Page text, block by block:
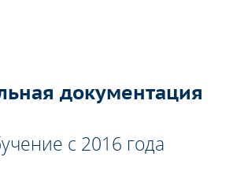
документация
с 2016 года